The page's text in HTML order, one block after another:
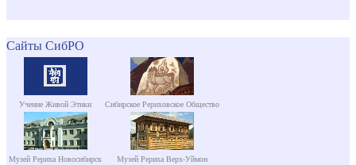
Сайты СибРО
Учение Живой Этики Сибирское Рериховское Общество
Музей Рериха Новосибирск Музей Рериха Верх-Уймон